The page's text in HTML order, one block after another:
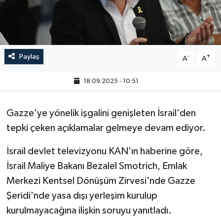
Paylaş A- A+
18.09.2025 - 10:51
Gazze'ye yönelik işgalini genişleten İsrail'den
tepki çeken açıklamalar gelmeye devam ediyor.
İsrail devlet televizyonu KAN'ın haberine göre,
İsrail Maliye Bakanı Bezalel Smotrich, Emlak
Merkezi Kentsel Dönüşüm Zirvesi'nde Gazze
Şeridi'nde yasa dışı yerleşim kurulup
kurulmayacağına ilişkin soruyu yanıtladı.